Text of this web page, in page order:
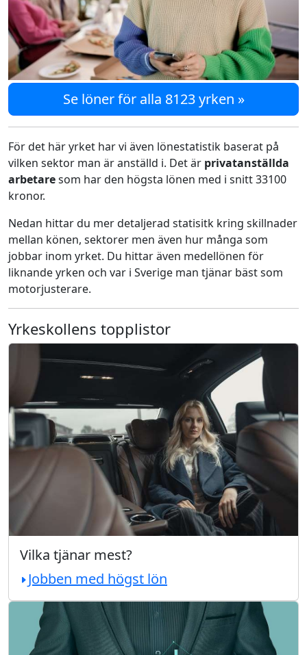
Se löner för alla 8123 yrken »
För det här yrket har vi även lönestatistik baserat på
vilken sektor man är anställd i. Det är privatanställda
arbetaresom har den högsta lönen med i snitt 33100
kronor.
Nedan hittar du mer detaljerad statisitk kring skillnader
mellan könen, sektorer men även hur många som
jobbar inom yrket. Du hittar även medellönen för
liknande yrken och var i Sverige man tjänar bäst som
motorjusterare.
Yrkeskollens topplistor
Vilka tjänar mest?
Jobben med högst lön